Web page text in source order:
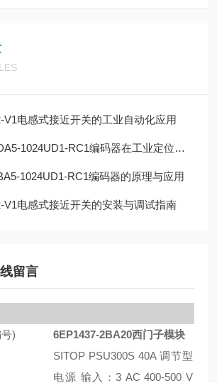
V1电感式接近开关的工业自动化应用
1024UD1-RC1编码器在工业定位中的应用
1024UD1-RC1编码器的原理与应用
V1电感式接近开关的安装与调试指南
留言
)
6EP1437-2BA20西门子模块
SITOP PSU300S 40A 调节型
电源 输入：3 AC 400-500 V